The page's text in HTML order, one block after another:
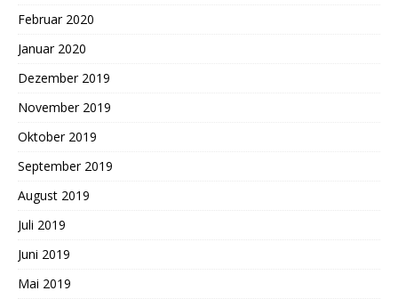
Februar 2020
Januar 2020
Dezember 2019
November 2019
Oktober 2019
September 2019
August 2019
Juli 2019
Juni 2019
Mai 2019